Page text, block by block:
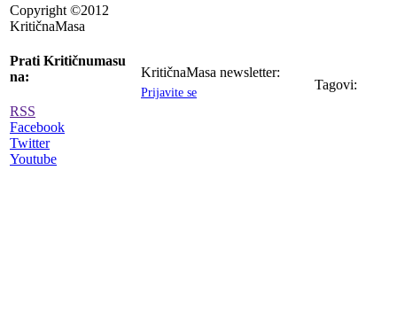
Copyright ©2012
KritičnaMasa
Prati Kritičnumasu
na:
RSS
Facebook
Twitter
Youtube
KritičnaMasa newsletter:
Prijavite se
Tagovi: